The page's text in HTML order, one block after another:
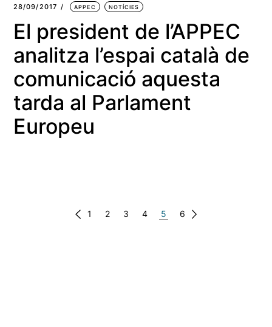
28/09/2017 APPEC NOTÍCIES
El president de l’APPEC
analitza l’espai català de
comunicació aquesta
tarda al Parlament
Europeu
Paginació
1 2 3 4 5 6